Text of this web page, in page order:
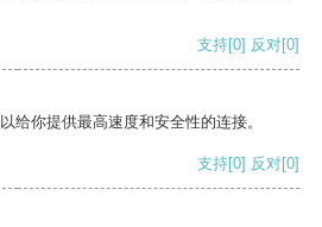
支持[0] 反对[0]
给你提供最高速度和安全性的连接。
支持[0] 反对[0]